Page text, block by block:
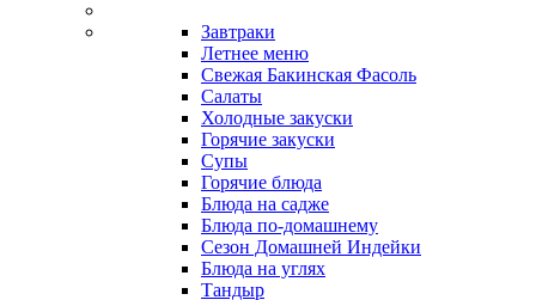
Завтраки
Летнее меню
Свежая Бакинская Фасоль
Салаты
Холодные закуски
Горячие закуски
Супы
Горячие блюда
Блюда на садже
Блюда по-домашнему
Сезон Домашней Индейки
Блюда на углях
Тандыр